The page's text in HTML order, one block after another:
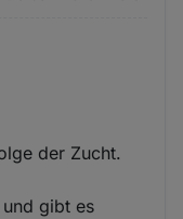
der Zucht.
gibt es